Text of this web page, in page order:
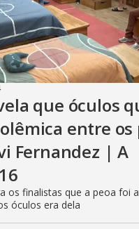
que óculos
entre os
Fernandez | A
os finalistas que a peoa foi
óculos era dela